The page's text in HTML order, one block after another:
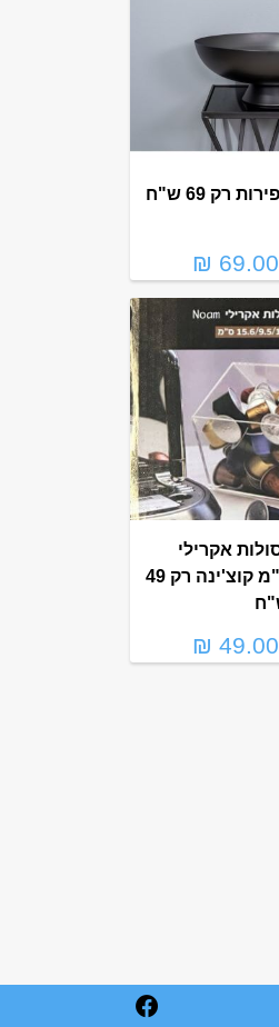
רק 69 ש"ח
69.00 ₪
אקרילי
15.6/9.5/14.4 ס"מ קוצ'ינה רק 49
49.00 ₪